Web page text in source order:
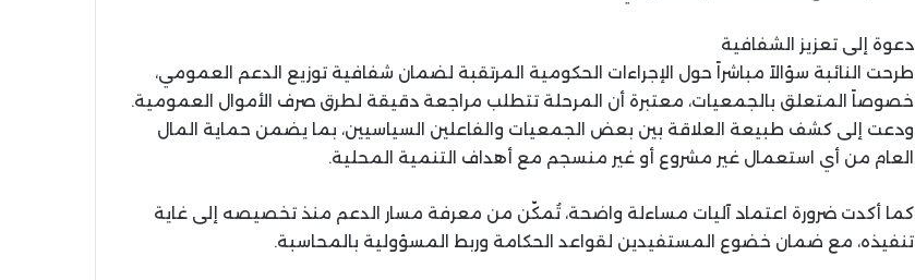
دعوة إلى تعزيز الشفافية
طرحت النائبة سؤالاً مباشراً حول الإجراءات الحكومية المرتقبة لضمان شفافية توزيع الدعم العمومي،
خصوصاً المتعلق بالجمعيات، معتبرة أن المرحلة تتطلب مراجعة دقيقة لطرق صرف الأموال العمومية.
ودعت إلى كشف طبيعة العلاقة بين بعض الجمعيات والفاعلين السياسيين، بما يضمن حماية المال
العام من أي استعمال غير مشروع أو غير منسجم مع أهداف التنمية المحلية.
كما أكدت ضرورة اعتماد آليات مساءلة واضحة، تُمكّن من معرفة مسار الدعم منذ تخصيصه إلى غاية
تنفيذه، مع ضمان خضوع المستفيدين لقواعد الحكامة وربط المسؤولية بالمحاسبة.